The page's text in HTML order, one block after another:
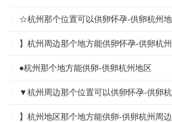
☆杭州那个位置可以供卵怀孕-供卵杭州
】杭州周边那个地方能供卵怀孕-供卵杭
●杭州那个地方能供卵-供卵杭州地区
▼杭州周边那个位置可以供卵怀孕-供卵
】杭州地区那个地方能供卵-供卵杭州周边